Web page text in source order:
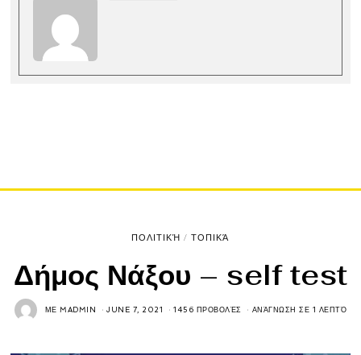
ΠΟΛΙΤΙΚΉ / ΤΟΠΙΚΆ
Δήμος Νάξου – self test
ΜΕMADMIN JUNE 7, 2021 1456 ΠΡΟΒΟΛΈΣ ΑΝΆΓΝΩΣΗ ΣΕ 1 ΛΕΠΤΌ